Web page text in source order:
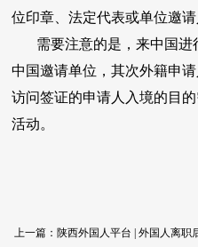
位印章、法定代表或单位邀
需要注意的是，来中国
中国邀请单位，其次外籍申
访问签证的申请人入境的目
活动。
上一篇： 陕西外国人平台 | 外国人离职